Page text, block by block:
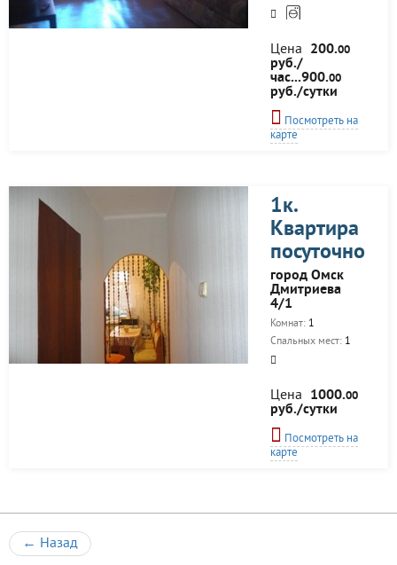
Цена 200.00
руб./
час...900.00
руб./сутки
Посмотреть на
карте
1к.
Квартира
посуточно
город Омск
Дмитриева
4/1
Комнат: 1
Спальных мест: 1
Цена 1000.00
руб./сутки
Посмотреть на
карте
← Назад